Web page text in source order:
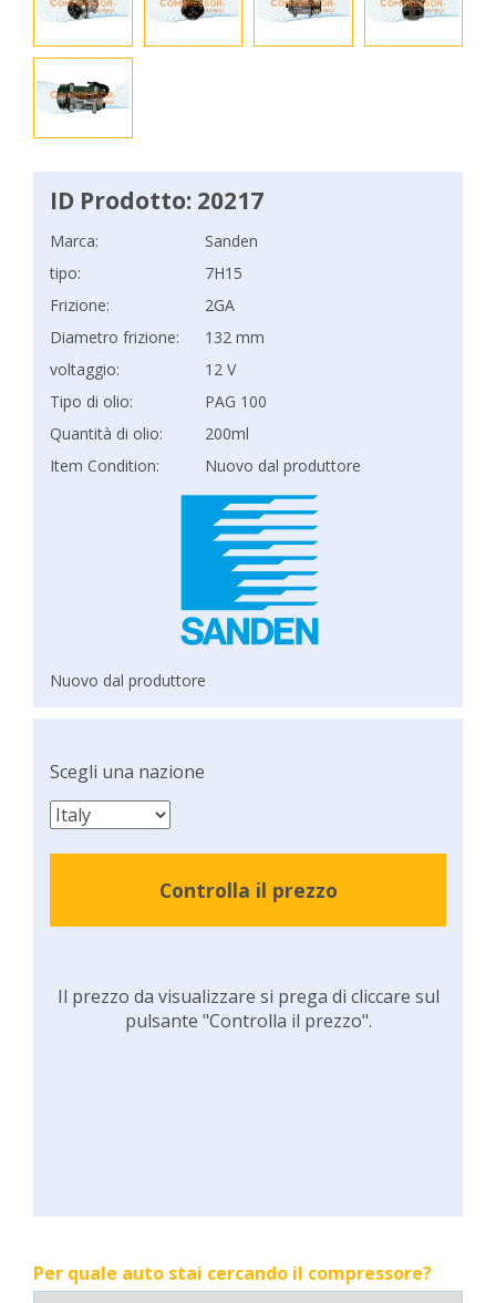
ID Prodotto: 20217
Marca:
Sanden
tipo:
7H15
Frizione:
2GA
Diametro frizione:
132 mm
voltaggio:
12 V
Tipo di olio:
PAG 100
Quantità di olio:
200ml
Item Condition:
Nuovo dal produttore
Nuovo dal produttore
Scegli una nazione
Controlla il prezzo
Il prezzo da visualizzare si prega di cliccare sul
pulsante "Controlla il prezzo".
Per quale auto stai cercando il compressore?